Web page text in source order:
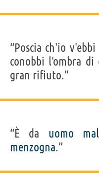
“Poscia ch'io
conobbi l'ombra di
gran rifiuto.”
“È da uomo
menzogna.”